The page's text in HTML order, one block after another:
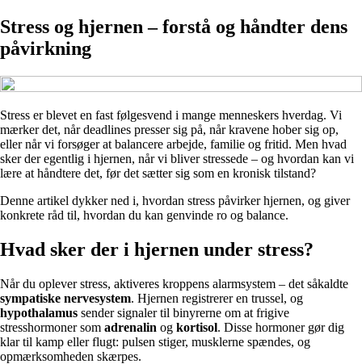
Stress og hjernen – forstå og håndter dens
påvirkning
Stress er blevet en fast følgesvend i mange menneskers hverdag. Vi
mærker det, når deadlines presser sig på, når kravene hober sig op,
eller når vi forsøger at balancere arbejde, familie og fritid. Men hvad
sker der egentlig i hjernen, når vi bliver stressede – og hvordan kan vi
lære at håndtere det, før det sætter sig som en kronisk tilstand?
Denne artikel dykker ned i, hvordan stress påvirker hjernen, og giver
konkrete råd til, hvordan du kan genvinde ro og balance.
Hvad sker der i hjernen under stress?
Når du oplever stress, aktiveres kroppens alarmsystem – det såkaldte
sympatiske nervesystem. Hjernen registrerer en trussel, og
hypothalamus sender signaler til binyrerne om at frigive
stresshormoner som adrenalin og kortisol. Disse hormoner gør dig
klar til kamp eller flugt: pulsen stiger, musklerne spændes, og
opmærksomheden skærpes.